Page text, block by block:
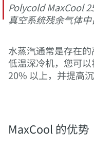
Polycold MaxCool
真空系统残余气体中
水蒸汽通常是存在
低温深冷机，您可
20% 以上，并提高沉
MaxCool 的优势